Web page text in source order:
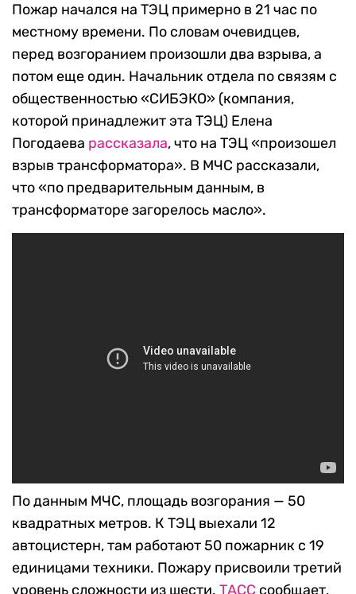
Пожар начался на ТЭЦ примерно в 21 час по
местному времени. По словам очевидцев,
перед возгоранием произошли два взрыва, а
потом еще один. Начальник отдела по связям с
общественностью «СИБЭКО» (компания,
которой принадлежит эта ТЭЦ) Елена
Погодаева рассказала, что на ТЭЦ «произошел
взрыв трансформатора». В МЧС рассказали,
что «по предварительным данным, в
трансформаторе загорелось масло».
По данным МЧС, площадь возгорания — 50
квадратных метров. К ТЭЦ выехали 12
автоцистерн, там работают 50 пожарник с 19
единицами техники. Пожару присвоили третий
уровень сложности из шести. ТАСС сообщает,